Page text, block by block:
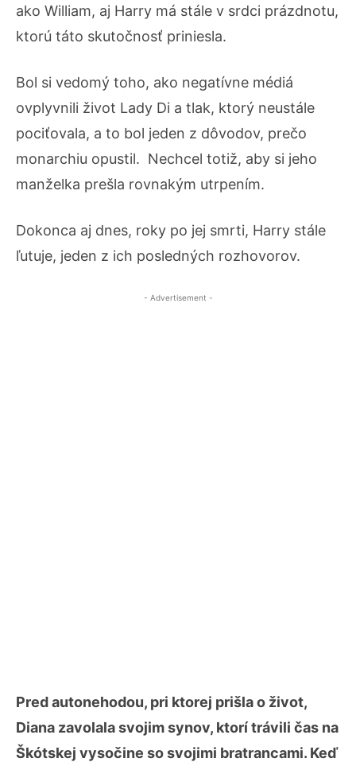
ako William, aj Harry má stále v srdci prázdnotu,
ktorú táto skutočnosť priniesla.
Bol si vedomý toho, ako negatívne médiá
ovplyvnili život Lady Di a tlak, ktorý neustále
pociťovala, a to bol jeden z dôvodov, prečo
monarchiu opustil. Nechcel totiž, aby si jeho
manželka prešla rovnakým utrpením.
Dokonca aj dnes, roky po jej smrti, Harry stále
ľutuje, jeden z ich posledných rozhovorov.
- Advertisement -
Pred autonehodou, pri ktorej prišla o život,
Diana zavolala svojim synov, ktorí trávili čas na
Škótskej vysočine so svojimi bratrancami. Keď